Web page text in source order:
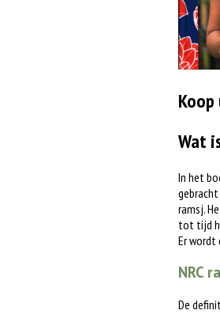
Wat
In het
ramsj.
tot tijd
Er wordt
NRC
De